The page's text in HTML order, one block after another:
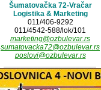
Šumatovačka 72-Vračar
Logistika & Marketing
011/406-9292
011/4542-588/lok/101
marketing@ozbulevar.rs
sumatovacka72@ozbulevar.rs
poslovi@ozbulevar.rs